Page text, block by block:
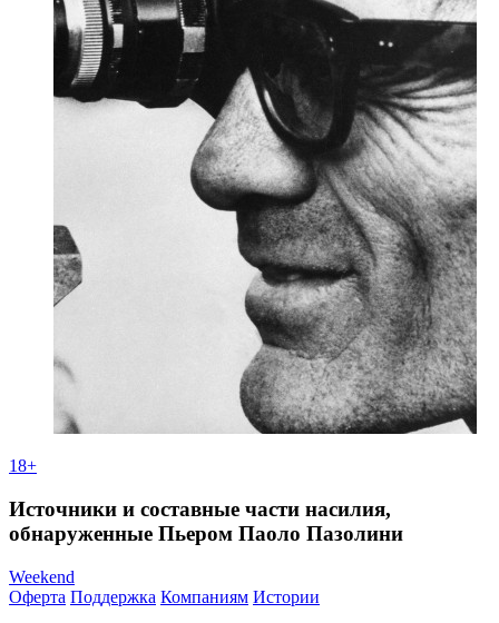
18+
Источники и составные части насилия,
обнаруженные Пьером Паоло Пазолини
Weekend
Оферта Поддержка Компаниям Истории